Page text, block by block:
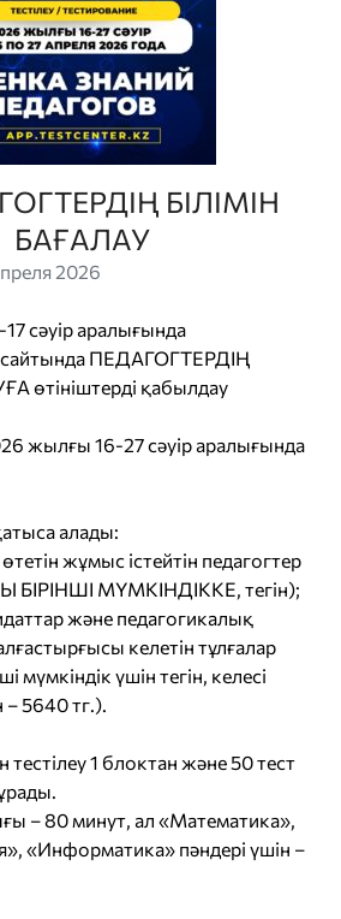
БІЛІМІН
БАҒАЛАУ
2026
сәуір аралығында
сайтында ПЕДАГОГТЕРДІҢ
өтініштерді қабылдау
жылғы 16-27 сәуір аралығында
алады:
жұмыс істейтін педагогтер
МҮМКІНДІККЕ, тегін);
және педагогикалық
келетін тұлғалар
мүмкіндік үшін тегін, келесі
– 5640 тг.).
тестілеу 1 блоктан және 50 тест
– 80 минут, ал «Математика»,
«Информатика» пәндері үшін –